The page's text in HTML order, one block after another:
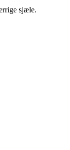
sjæle.